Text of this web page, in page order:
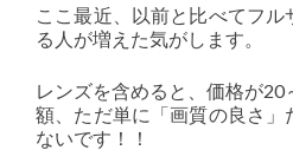
ここ最近、以前と比べてフ
る人が増えた気がします。
レンズを含めると、価格が
額、ただ単に「画質の良さ」
ないです！！